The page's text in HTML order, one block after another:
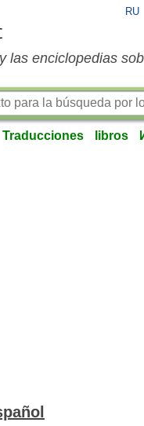
RU
las enciclopedias
Traducciones libros